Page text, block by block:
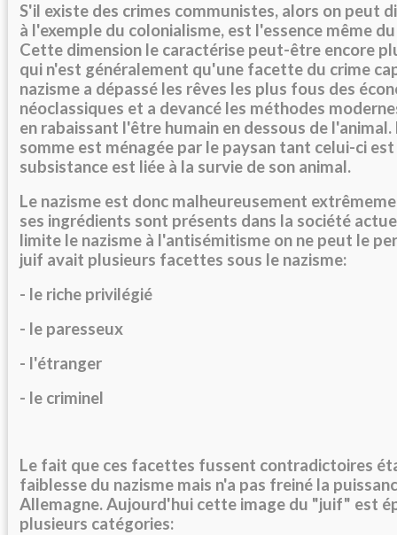
S'il existe des crimes communistes, alors on peut
à l'exemple du colonialisme, est l'essence même
Cette dimension le caractérise peut-être encore
qui n'est généralement qu'une facette du crime
nazisme a dépassé les rêves les plus fous des
néoclassiques et a devancé les méthodes
en rabaissant l'être humain en dessous de
somme est ménagée par le paysan tant celui-ci
subsistance est liée à la survie de son animal.
Le nazisme est donc malheureusement
ses ingrédients sont présents dans la société
limite le nazisme à l'antisémitisme on ne peut le
juif avait plusieurs facettes sous le nazisme:
- le riche privilégié
- le paresseux
- l'étranger
- le criminel
Le fait que ces facettes fussent contradictoires
faiblesse du nazisme mais n'a pas freiné la
Allemagne. Aujourd'hui cette image du "juif" est
plusieurs catégories: